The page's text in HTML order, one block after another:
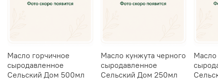
Масло горчичное
сыродавленное
Сельский Дом 500мл
Масло кунжута черного
сыродавленное
Сельский Дом 250мл
Масло